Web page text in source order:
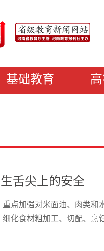
基础教育
舌尖上的安全
点加强对米面油、肉类和
化食材粗加工、切配、烹